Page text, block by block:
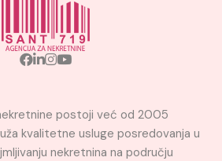
postoji već od 2005
kvalitetne usluge posredovanja u
nekretnina na području